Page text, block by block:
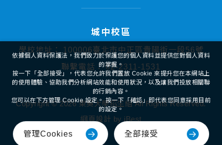
城中校區
學校地址：
100006臺北市中正區貴陽街一段56號
聯繫電話： 02-2311-1531
Copyright © 2026 東吳大學招生組 All Rights Reserved.
網頁設計 by iBest
依據個人資料保護法，我們致力於保護您的個人資料並提供您對個人資料
的掌握。
按一下「全部接受」，代表您允許我們置放 Cookie 來提升您在本網站上
的使用體驗、協助我們分析網站效能和使用狀況，以及讓我們投放相關聯
的行銷內容。
您可以在下方管理 Cookie 設定。 按一下「確認」即代表您同意採用目前
的設定。
管理Cookies 全部接受